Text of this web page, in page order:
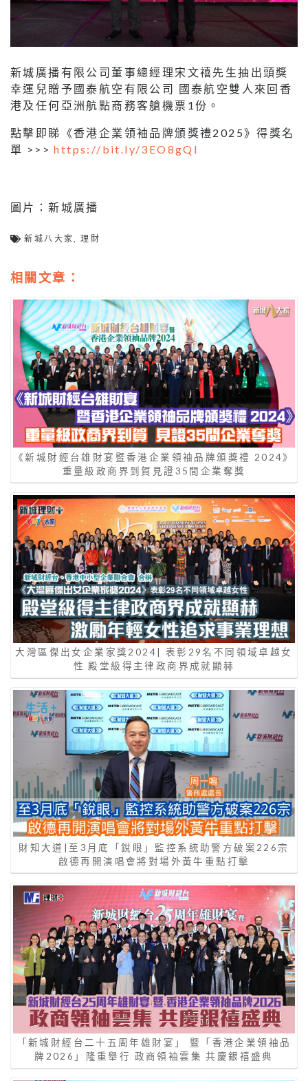
新城廣播有限公司董事總經理宋文禧先生抽出頭獎
幸運兒贈予國泰航空有限公司 國泰航空雙人來回香
港及任何亞洲航點商務客艙機票1份。
點擊即睇《香港企業領袖品牌頒獎禮2025》得獎名
單 >>>https://bit.ly/3EO8gQI
圖片：新城廣播
新城八大家,理財
相關文章：
《新城財經台雄財宴暨香港企業領袖品牌頒獎禮 2024》
重量級政商界到賀見證35間企業奪獎
大灣區傑出女企業家獎2024| 表彰29名不同領域卓越女
性 殿堂級得主律政商界成就顯赫
財知大道|至3月底「銳眼」監控系統助警方破案226宗
啟德再開演唱會將對場外黃牛重點打擊
「新城財經台二十五周年雄財宴」 暨「香港企業領袖品
牌2026」隆重舉行 政商領袖雲集 共慶銀禧盛典